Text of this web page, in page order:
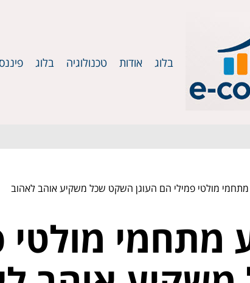
בלוג אודות טכנולוגיה בלוג
מולטי פמילי הם העוגן השקט שכל משקיע אוהב לאהוב
מתחמי